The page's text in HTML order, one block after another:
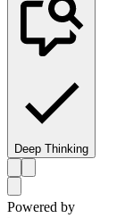
Deep Thinking
Powered by